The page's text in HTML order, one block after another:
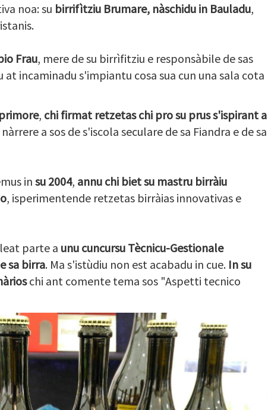
noa: su birrifìtziu Brumare, nàschidu in Bauladu,
Frau, mere de su birrìfitziu e responsàbile de sas
incaminadu s'impiantu cosa sua cun una sala cota
, chi firmat retzetas chi pro su prus s'ispirant a
a sos de s'iscola seculare de sa Fiandra e de sa
in su 2004, annu chi biet su mastru birràiu
, isperimentende retzetas birràias innovativas e
parte a unu cuncursu Tècnicu-Gestionale
sa birra. Ma s'istùdiu non est acabadu in cue. In su
chi ant comente tema sos "Aspetti tecnico